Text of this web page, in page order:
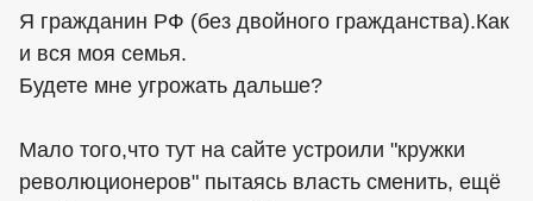
Я гражданин РФ (без двойного гражданства).Как
и вся моя семья.
Будете мне угрожать дальше?
Мало того,что тут на сайте устроили "кружки
революционеров" пытаясь власть сменить, ещё